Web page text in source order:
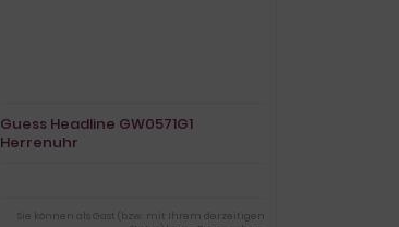
Guess Headline GW0571G1
Herrenuhr
Sie können als Gast (bzw. mit Ihrem derzeitigen